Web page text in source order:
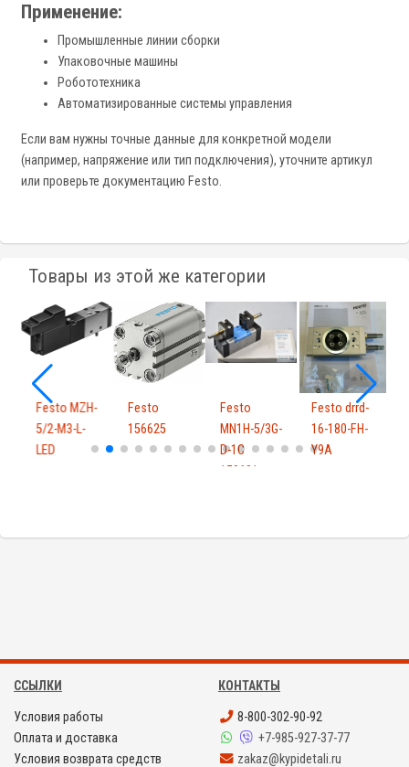
Применение:
Промышленные линии сборки
Упаковочные машины
Робототехника
Автоматизированные системы управления
Если вам нужны точные данные для конкретной модели
(например, напряжение или тип подключения), уточните артикул
или проверьте документацию Festo.
Товары из этой же категории
Festo MZH-
5/2-M3-L-
LED
Festo
156625
Festo
MN1H-5/3G-
D-1C
159681
Festo drrd-
16-180-FH-
Y9A
ССЫЛКИ
Условия работы
Оплата и доставка
Условия возврата средств
КОНТАКТЫ
8-800-302-90-92
+7-985-927-37-77
zakaz@kypidetali.ru